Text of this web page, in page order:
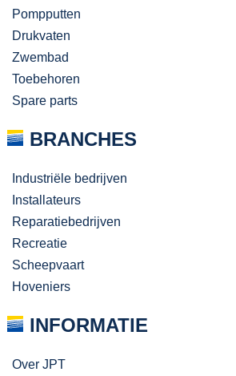
Pompputten
Drukvaten
Zwembad
Toebehoren
Spare parts
BRANCHES
Industriële bedrijven
Installateurs
Reparatiebedrijven
Recreatie
Scheepvaart
Hoveniers
INFORMATIE
Over JPT